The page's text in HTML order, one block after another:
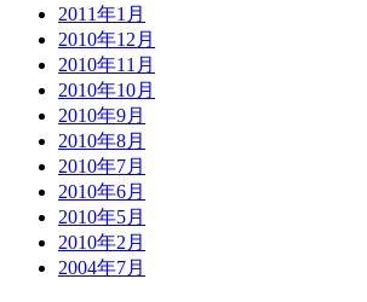
2011年1月
2010年12月
2010年11月
2010年10月
2010年9月
2010年8月
2010年7月
2010年6月
2010年5月
2010年2月
2004年7月